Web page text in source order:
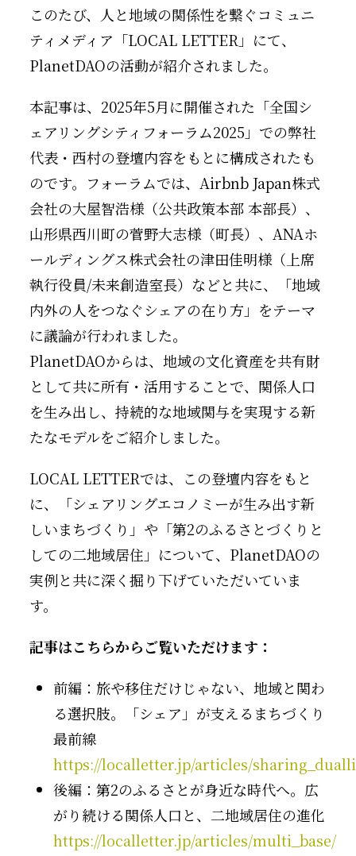
このたび、人と地域の関係性を繋ぐコミュニ
ティメディア「LOCAL LETTER」にて、
PlanetDAOの活動が紹介されました。
本記事は、2025年5月に開催された「全国シ
ェアリングシティフォーラム2025」での弊社
代表・西村の登壇内容をもとに構成されたも
のです。フォーラムでは、Airbnb Japan株式
会社の大屋智浩様（公共政策本部 本部長）、
山形県西川町の菅野大志様（町長）、ANAホ
ールディングス株式会社の津田佳明様（上席
執行役員/未来創造室長）などと共に、「地域
内外の人をつなぐシェアの在り方」をテーマ
に議論が行われました。
PlanetDAOからは、地域の文化資産を共有財
として共に所有・活用することで、関係人口
を生み出し、持続的な地域関与を実現する新
たなモデルをご紹介しました。
LOCAL LETTERでは、この登壇内容をもと
に、「シェアリングエコノミーが生み出す新
しいまちづくり」や「第2のふるさとづくりと
しての二地域居住」について、PlanetDAOの
実例と共に深く掘り下げていただいていま
す。
記事はこちらからご覧いただけます：
前編：旅や移住だけじゃない、地域と関わ
る選択肢。「シェア」が支えるまちづくり
最前線
https://localletter.jp/articles/
後編：第2のふるさとが身近な時代へ。広
がり続ける関係人口と、二地域居住の進化
https://localletter.jp/articles/multi_base/